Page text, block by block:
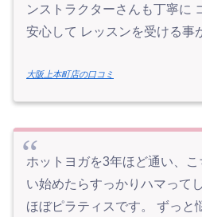
ンストラクターさんも丁寧に
安心して レッスンを受ける事
大阪上本町店の口コミ
ホットヨガを3年ほど通い、
い始めたらすっかりハマって
ほぼピラティスです。 ずっと